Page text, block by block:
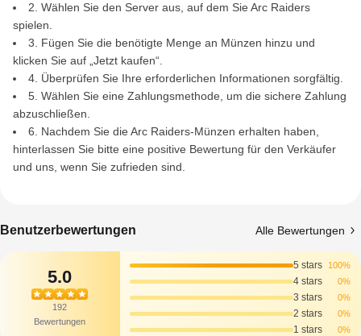
2. Wählen Sie den Server aus, auf dem Sie Arc Raiders
spielen.
3. Fügen Sie die benötigte Menge an Münzen hinzu und
klicken Sie auf „Jetzt kaufen“.
4. Überprüfen Sie Ihre erforderlichen Informationen sorgfältig.
5. Wählen Sie eine Zahlungsmethode, um die sichere Zahlung
abzuschließen.
6. Nachdem Sie die Arc Raiders-Münzen erhalten haben,
hinterlassen Sie bitte eine positive Bewertung für den Verkäufer
und uns, wenn Sie zufrieden sind.
Benutzerbewertungen Alle Bewertungen
5.0
192
Bewertungen
5 stars 100%
4 stars 0%
3 stars 0%
2 stars 0%
1 stars 0%